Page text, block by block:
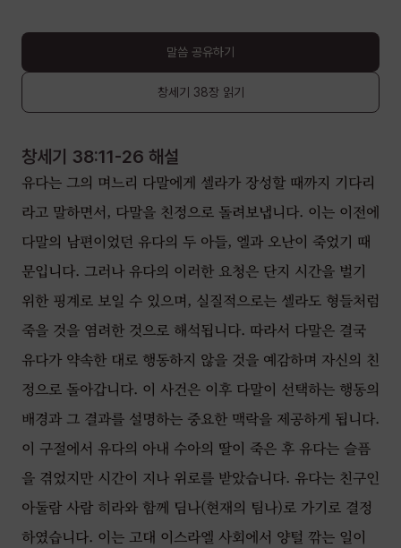
말씀 공유하기
창세기 38장읽기
창세기 38:11-26 해설
유다는 그의 며느리 다말에게 셀라가 장성할 때까지 기다리
라고 말하면서, 다말을 친정으로 돌려보냅니다. 이는 이전에
다말의 남편이었던 유다의 두 아들, 엘과 오난이 죽었기 때
문입니다. 그러나 유다의 이러한 요청은 단지 시간을 벌기
위한 핑계로 보일 수 있으며, 실질적으로는 셀라도 형들처럼
죽을 것을 염려한 것으로 해석됩니다. 따라서 다말은 결국
유다가 약속한 대로 행동하지 않을 것을 예감하며 자신의 친
정으로 돌아갑니다. 이 사건은 이후 다말이 선택하는 행동의
배경과 그 결과를 설명하는 중요한 맥락을 제공하게 됩니다.
이 구절에서 유다의 아내 수아의 딸이 죽은 후 유다는 슬픔
을 겪었지만 시간이 지나 위로를 받았습니다. 유다는 친구인
아둘람 사람 히라와 함께 딤나(현재의 팀나)로 가기로 결정
하였습니다. 이는 고대 이스라엘 사회에서 양털 깎는 일이